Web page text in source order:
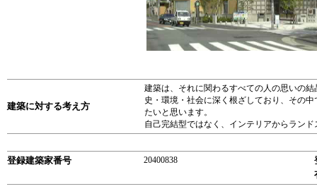
建築に対する考え方
建築は、それに関わるすべての人の思いの
史・環境・社会に深く根ざしており、その
たいと思います。
自己完結型ではなく、インテリアからラン
登録建築家番号 20400838